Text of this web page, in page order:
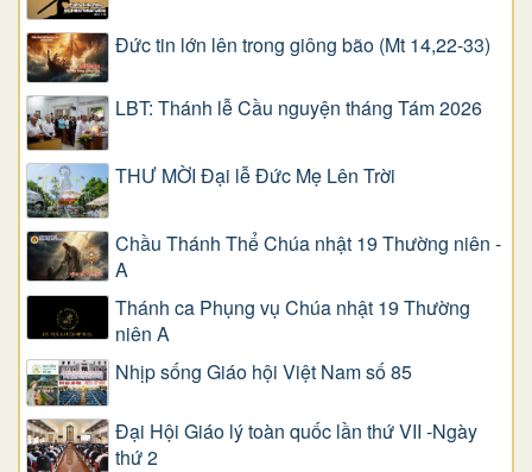
Đức tin lớn lên trong giông bão (Mt 14,22-33)
LBT: Thánh lễ Cầu nguyện tháng Tám 2026
THƯ MỜI Đại lễ Đức Mẹ Lên Trời
Chầu Thánh Thể Chúa nhật 19 Thường niên -
A
Thánh ca Phụng vụ Chúa nhật 19 Thường
niên A
Nhịp sống Giáo hội Việt Nam số 85
Đại Hội Giáo lý toàn quốc lần thứ VII -Ngày
thứ 2